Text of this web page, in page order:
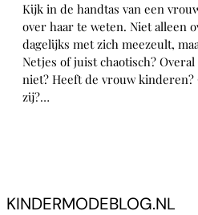
Kijk in de handtas van een
over haar te weten. Niet alleen
dagelijks met zich meezeult,
Netjes of juist chaotisch?
niet? Heeft de vrouw
zij?…
KINDERMODEBLOG.NL